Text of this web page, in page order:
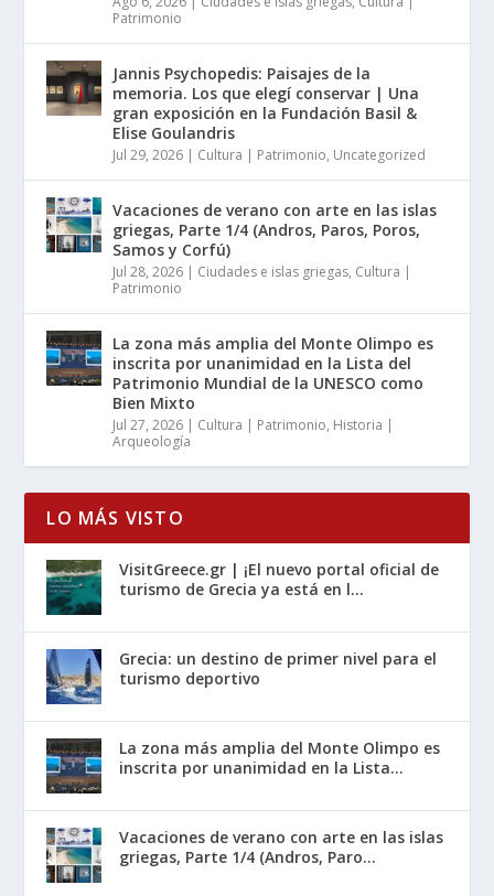
Patrimonio
Jannis Psychopedis: Paisajes de la
memoria. Los que elegí conservar | Una
gran exposición en la Fundación Basil &
Elise Goulandris
Jul 29, 2026 | Cultura | Patrimonio, Uncategorized
Vacaciones de verano con arte en las islas
griegas, Parte 1/4 (Andros, Paros, Poros,
Samos y Corfú)
Jul 28, 2026 | Ciudades e islas griegas, Cultura |
Patrimonio
La zona más amplia del Monte Olimpo es
inscrita por unanimidad en la Lista del
Patrimonio Mundial de la UNESCO como
Bien Mixto
Jul 27, 2026 | Cultura | Patrimonio, Historia |
Arqueología
LO MÁS VISTO
VisitGreece.gr | ¡El nuevo portal oficial de
turismo de Grecia ya está en l...
Grecia: un destino de primer nivel para el
turismo deportivo
La zona más amplia del Monte Olimpo es
inscrita por unanimidad en la Lista...
Vacaciones de verano con arte en las islas
griegas, Parte 1/4 (Andros, Paro...